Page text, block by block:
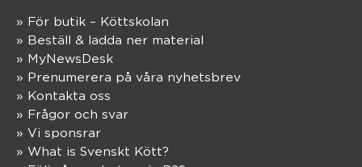
» För butik – Köttskolan
» Beställ & ladda ner material
» MyNewsDesk
» Prenumerera på våra nyhetsbrev
» Kontakta oss
» Frågor och svar
» Vi sponsrar
» What is Svenskt Kött?